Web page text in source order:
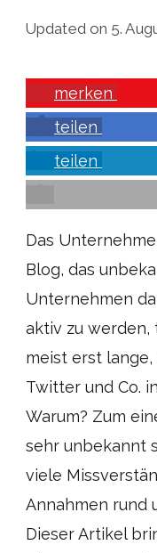
Updated on 5.
merken
teilen
teilen
Das
Blog, das
Unternehmen
aktiv zu werden,
meist erst
Twitter und Co.
Warum? Zum
sehr unbekannt
viele
Annahmen rund
Dieser Artikel